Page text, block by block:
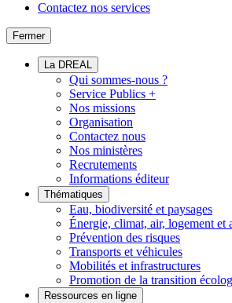
Contactez nos services
Fermer
La DREAL
Qui sommes-nous ?
Service Publics +
Nos missions
Organisation
Contactez nous
Nos ministères
Recrutements
Informations éditeur
Thématiques
Eau, biodiversité et paysages
Énergie, climat, air, logement et
Prévention des risques
Transports et véhicules
Mobilités et infrastructures
Promotion de la transition
Ressources en ligne